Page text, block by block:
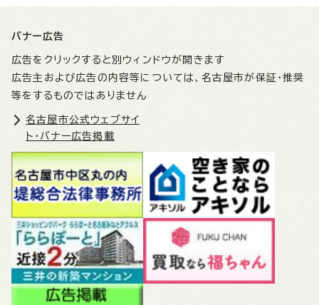
バナー広告
広告をクリックすると別ウィンドウが開きます
広告主および広告の内容等については、名古屋市が保証・推奨
等をするものではありません
名古屋市公式ウェブサイ
ト・バナー広告掲載